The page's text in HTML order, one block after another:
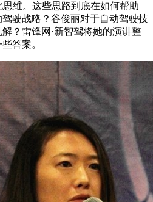
维。这些思路到底在如何帮助
驶战略？谷俊丽对于自动驾驶技
？雷锋网·新智驾将她的演讲整
答案。